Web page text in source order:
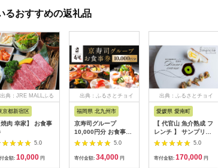
るおすすめの返礼品
出典：JRE MALLふる
京都新宿区
焼肉 幸家】 お食事
5.0
金額: 10,000 円
出典：ふるさとチョイ
福岡県 北九州市
京寿司グループ
10,000円分 お食事券
1000円×10枚 食事チ
ケット チケット 寿司
福岡県 北九州市
5.0
寄付金額: 34,000 円
出典：ふるさとチョイ
愛媛県 愛南町
【 代官山 魚介熟成 フ
レンチ 】 サンプリシ
テ 「 愛南町 ディナー
コース 」 食事券 2名
様分
5.0
寄付金額: 170,000 円